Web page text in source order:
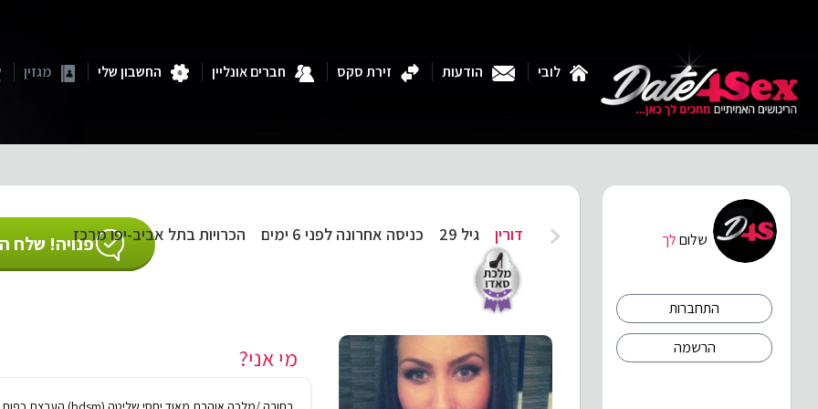
לובי הודעות זירת סקס חברים אונליין החשבון שלי מגזין
פנויה! שלח דורין גיל 29 כניסה אחרונה לפני 6 ימים הכרויות בתל אביב-יפו מרכז
מי אני?
שלוםלך
התחברות
הרשמה